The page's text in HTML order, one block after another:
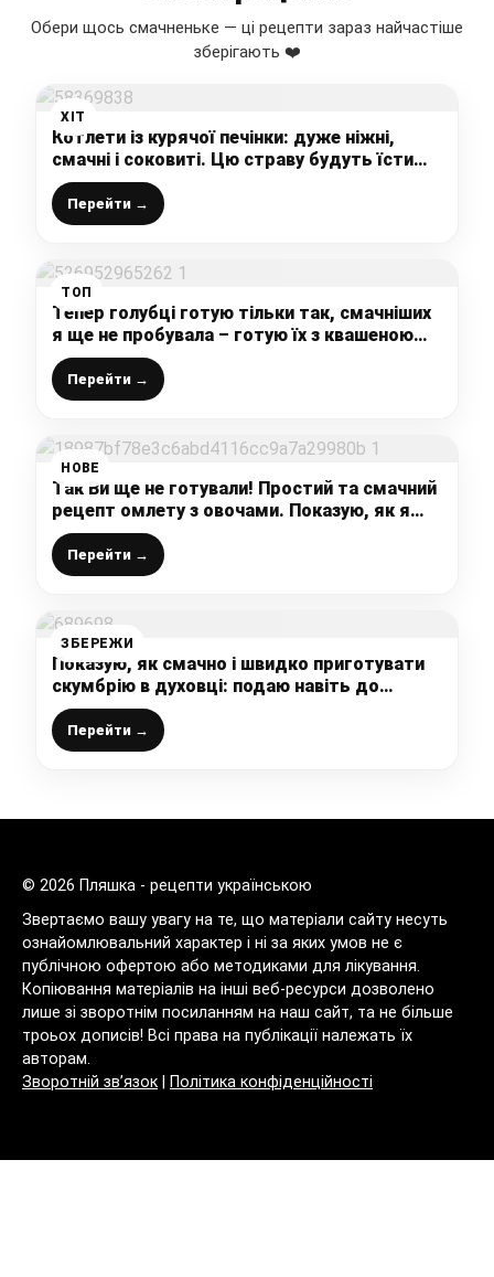
Обери щось смачненьке — ці рецепти зараз найчастіше
зберігають ❤️
ХІТ
Котлети із курячої печінки: дуже ніжні,
смачні і соковиті. Цю страву будуть їсти
навіть ті, хто не любить печінку
Перейти →
ТОП
Тепер голубці готую тільки так, смачніших
я ще не пробувала – готую їх з квашеною
капустою, ділюся улюбленим рецептом
Перейти →
НОВЕ
Так Ви ще не готували! Простий та смачний
рецепт омлету з овочами. Показую, як я
готую омлет на сніданок
Перейти →
ЗБЕРЕЖИ
Показую, як смачно і швидко приготувати
скумбрію в духовці: подаю навіть до
святкового столу, всі хто пробує просять
рецепт
Перейти →
© 2026 Пляшка - рецепти українською
Звертаємо вашу увагу на те, що матеріали сайту несуть
ознайомлювальний характер і ні за яких умов не є
публічною офертою або методиками для лікування.
Копіювання матеріалів на інші веб-ресурси дозволено
лише зі зворотнім посиланням на наш сайт, та не більше
троьох дописів! Всі права на публікації належать їх
авторам.
Зворотній зв’язок
Політика конфіденційності